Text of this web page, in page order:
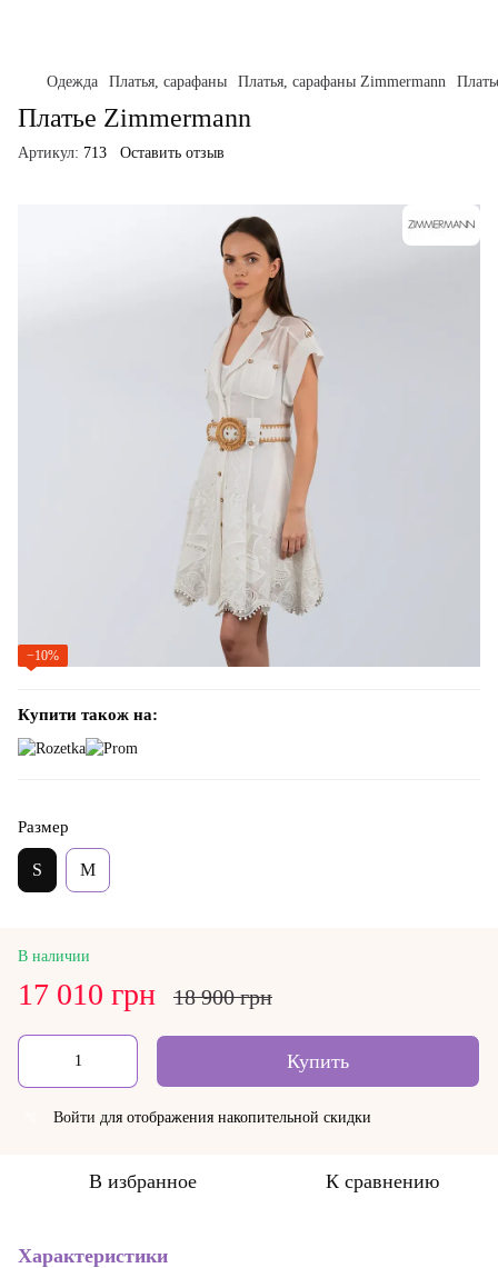
Одежда Платья, сарафаны Платья, сарафаны Zimmermann
Платье Zimmermann
Артикул: 713 Оставить отзыв
−10%
Купити також на:
Размер
S M
В наличии
17 010 грн 18 900 грн
Купить
Войти для отображения накопительной скидки
В избранное К сравнению
Характеристики